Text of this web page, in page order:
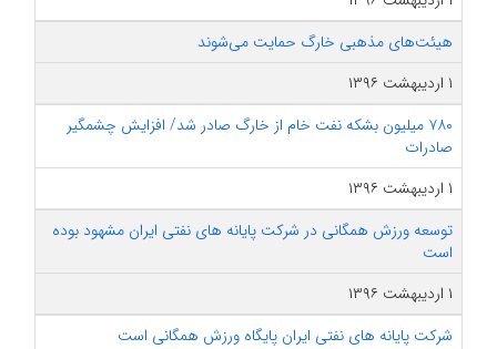
هیئت‌های مذهبی خارگ حمایت می‌شوند
۱ اردیبهشت ۱۳۹۶
۷۸۰ میلیون بشکه نفت خام از خارگ صادر شد/ افزایش چشمگیر
صادرات
۱ اردیبهشت ۱۳۹۶
توسعه ورزش همگانی در شرکت پایانه های نفتی ایران مشهود بوده
است
۱ اردیبهشت ۱۳۹۶
شرکت پایانه های نفتی ایران پایگاه ورزش همگانی است